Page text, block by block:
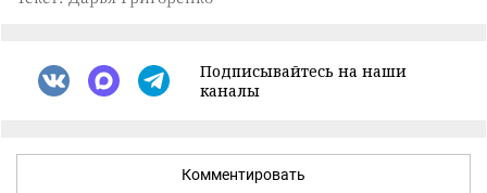
Подписывайтесь на наши
каналы
Комментировать